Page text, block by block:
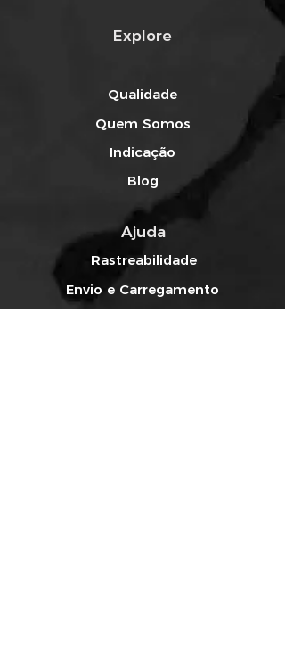
Indicação
Blog
Qualidade
Envio e Carregamento
Quem Somos
Rastreabilidade
Explore
Ajuda